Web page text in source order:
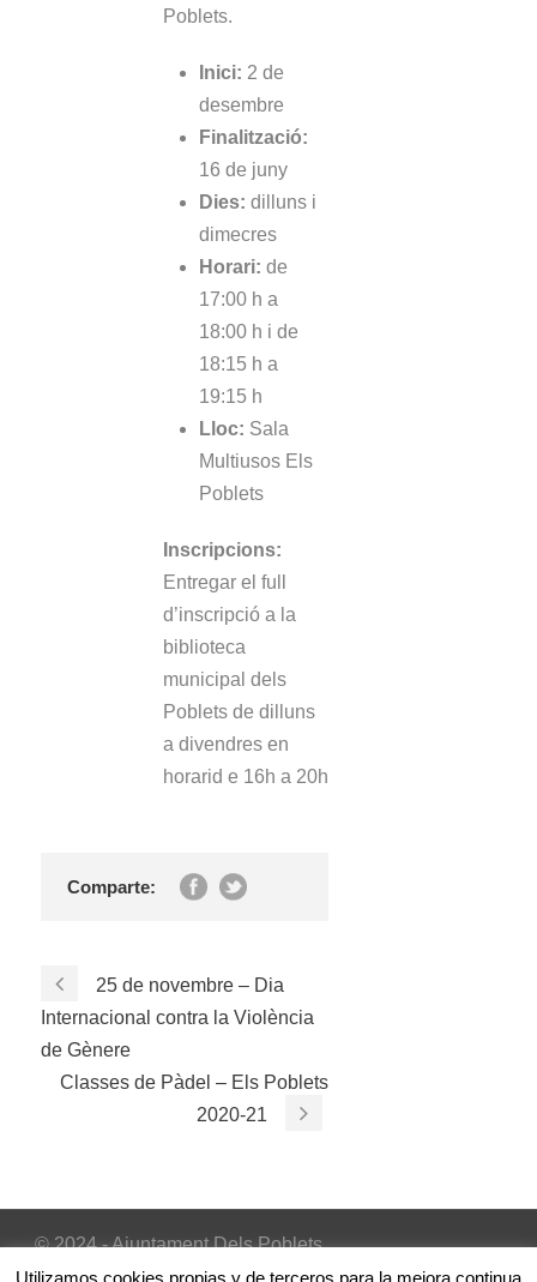
Poblets.
Inici: 2 de
desembre
Finalització:
16 de juny
Dies: dilluns i
dimecres
Horari: de
17:00 h a
18:00 h i de
18:15 h a
19:15 h
Lloc: Sala
Multiusos Els
Poblets
Inscripcions:
Entregar el full
d’inscripció a la
biblioteca
municipal dels
Poblets de dilluns
a divendres en
horarid e 16h a 20h
Comparte:
25 de novembre – Dia
Internacional contra la Violència
de Gènere
Classes de Pàdel – Els Poblets
2020-21
© 2024 - Ajuntament Dels Poblets
Inicio |Avís Legal |Política de cookies